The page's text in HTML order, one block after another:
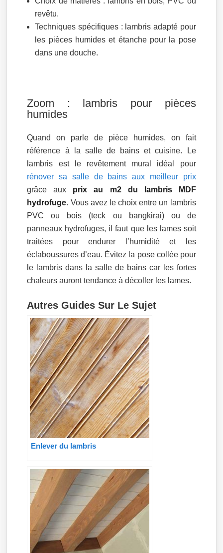
revêtu.
Techniques spécifiques : lambris adapté pour
les pièces humides et étanche pour la pose
dans une douche.
Zoom : lambris pour pièces
humides
Quand on parle de pièce humides, on fait
référence à la salle de bains et cuisine. Le
lambris est le revêtement mural idéal pour
rénover sa salle de bains aux meilleur prix
grâce aux prix au m2 du lambris MDF
hydrofuge. Vous avez le choix entre un lambris
PVC ou bois (teck ou bangkirai) ou de
panneaux hydrofuges, il faut que les lames soit
traitées pour endurer l’humidité et les
éclaboussures d’eau. Évitez la pose collée pour
le lambris dans la salle de bains car les fortes
chaleurs auront tendance à décoller les lames.
Autres Guides Sur Le Sujet
Enlever du lambris